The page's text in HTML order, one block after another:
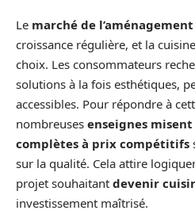
Le marché de
croissance régulière, et la
choix. Les consommateurs
solutions à la fois esthétiques,
accessibles. Pour répondre à
nombreuses enseignes
complètes à prix compétitifs
sur la qualité. Cela attire
projet souhaitant devenir
investissement maîtrisé.